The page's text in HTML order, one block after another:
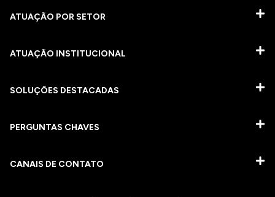
ATUAÇÃO POR SETOR
ATUAÇÃO INSTITUCIONAL
SOLUÇÕES DESTACADAS
PERGUNTAS CHAVES​
CANAIS DE CONTATO